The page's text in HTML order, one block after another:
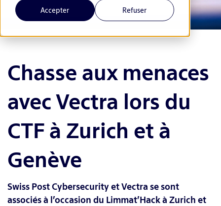
Accepter Refuser
Chasse aux menaces
avec Vectra lors du
CTF à Zurich et à
Genève
Swiss Post Cybersecurity et Vectra se sont
associés à l’occasion du Limmat’Hack à Zurich et